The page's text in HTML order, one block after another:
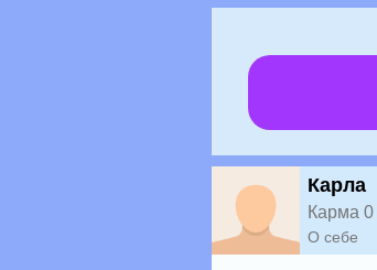
Карла
Карма 0
О себе